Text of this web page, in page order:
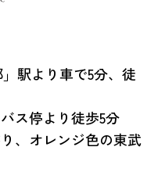
駅より車で5分、徒
ス停より徒歩5分
、オレンジ色の東武